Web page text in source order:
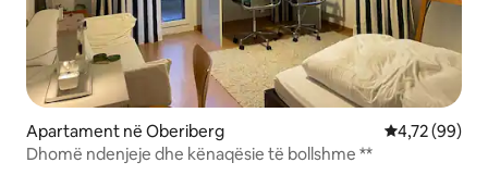
Apartament në Oberiberg Vlerësimi
4,72 (99)
Dhomë ndenjeje dhe kënaqësie të bollshme **